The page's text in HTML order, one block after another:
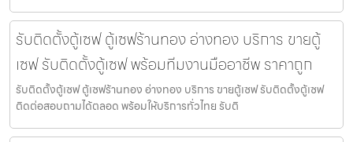
รับติดตั้งตู้เซฟ ตู้เซฟร้านทอง อ่างทอง บริการ ขายตู้
เซฟ รับติดตั้งตู้เซฟ พร้อมทีมงานมืออาชีพ ราคาถูก
รับติดตั้งตู้เซฟ ตู้เซฟร้านทอง อ่างทอง บริการ ขายตู้เซฟ รับติดตั้งตู้เซฟ
ติดต่อสอบถามได้ตลอด พร้อมให้บริการทั่วไทย รับติ